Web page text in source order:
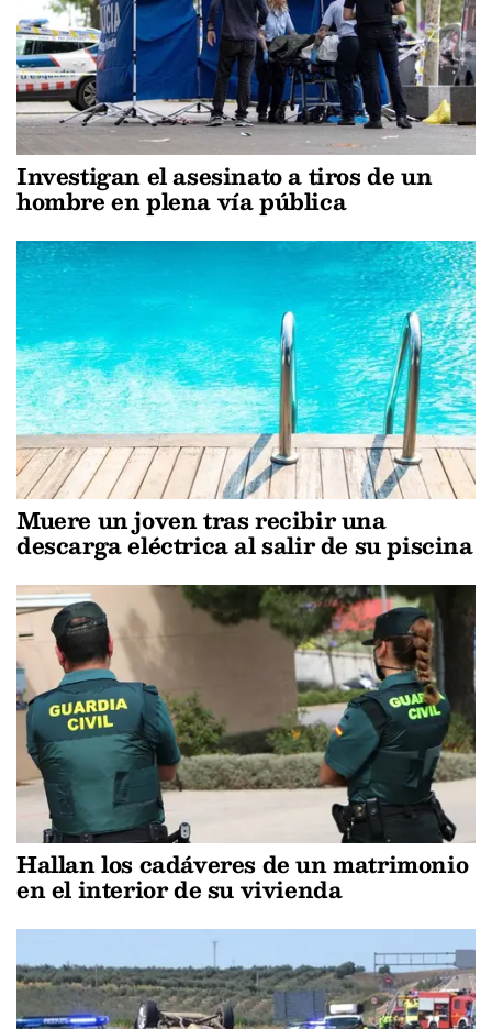
Investigan el asesinato a tiros de un
hombre en plena vía pública
Muere un joven tras recibir una
descarga eléctrica al salir de su piscina
Hallan los cadáveres de un matrimonio
en el interior de su vivienda